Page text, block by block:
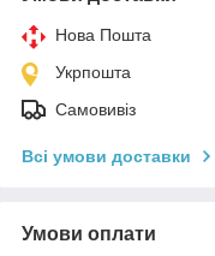
Нова Пошта
Укрпошта
Самовивіз
Всі умови доставки
Умови оплати